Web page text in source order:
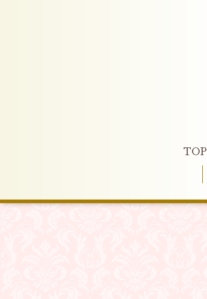
TOP